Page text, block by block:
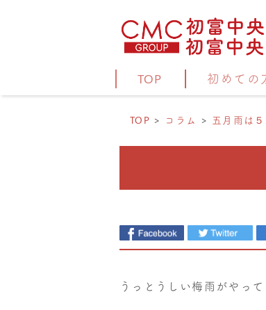
TOP 初めての
TOP コラム 五月雨は
うっとうしい梅雨がやって